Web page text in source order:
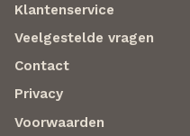
Klantenservice
Veelgestelde vragen
Contact
Privacy
Voorwaarden